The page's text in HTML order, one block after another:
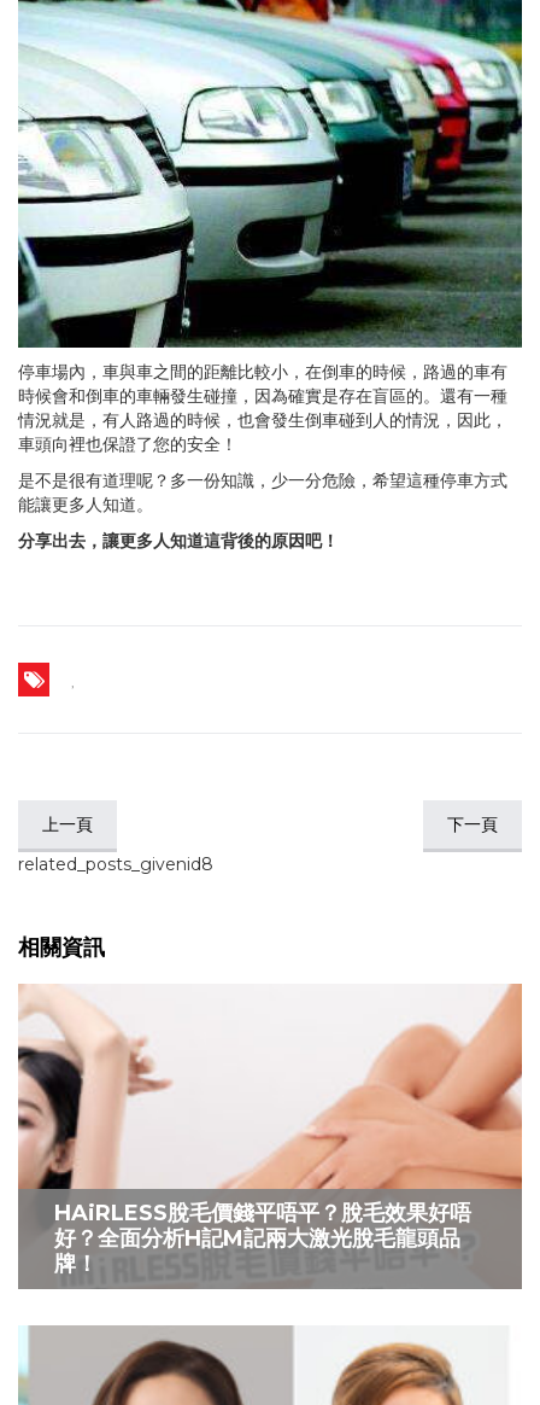
停車場內，車與車之間的距離比較小，在倒車的時候，路過的車有
時候會和倒車的車輛發生碰撞，因為確實是存在盲區的。還有一種
情況就是，有人路過的時候，也會發生倒車碰到人的情況，因此，
車頭向裡也保證了您的安全！
是不是很有道理呢？多一份知識，少一分危險，希望這種停車方式
能讓更多人知道。
分享出去，讓更多人知道這背後的原因吧！
上一頁
下一頁
related_posts_givenid8
相關資訊
HAiRLESS脫毛價錢平唔平？脫毛效果好唔
好？全面分析H記M記兩大激光脫毛龍頭品
牌！